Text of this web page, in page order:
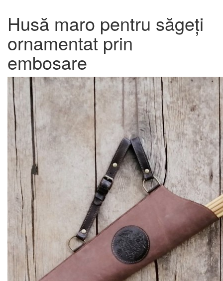
Husă maro pentru săgeți
ornamentat prin
embosare